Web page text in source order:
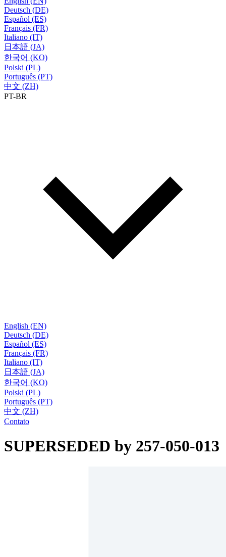
Deutsch (DE)
Español (ES)
Français (FR)
Italiano (IT)
日本語 (JA)
한국어 (KO)
Polski (PL)
Português (PT)
中文 (ZH)
PT-BR
English (EN)
Deutsch (DE)
Español (ES)
Français (FR)
Italiano (IT)
日本語 (JA)
한국어 (KO)
Polski (PL)
Português (PT)
中文 (ZH)
Contato
SUPERSEDED by 257-050-013